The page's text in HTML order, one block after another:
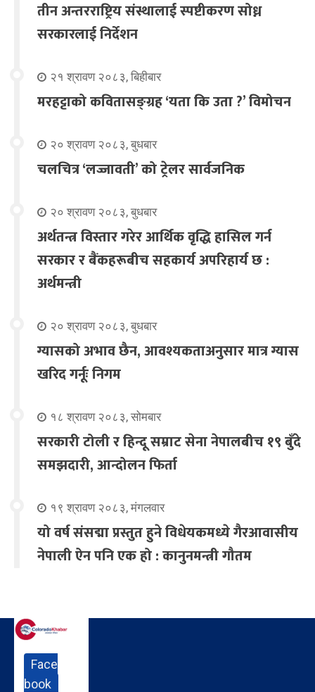
तीन अन्तरराष्ट्रिय संस्थालाई स्पष्टीकरण सोध्न
सरकारलाई निर्देशन
२१ श्रावण २०८३, बिहीबार
मरहट्टाको कवितासङ्ग्रह ‘यता कि उता ?’ विमोचन
२० श्रावण २०८३, बुधबार
चलचित्र ‘लज्जावती’ को ट्रेलर सार्वजनिक
२० श्रावण २०८३, बुधबार
अर्थतन्त्र विस्तार गरेर आर्थिक वृद्धि हासिल गर्न
सरकार र बैंकहरूबीच सहकार्य अपरिहार्य छ :
अर्थमन्त्री
२० श्रावण २०८३, बुधबार
ग्यासको अभाव छैन, आवश्यकताअनुसार मात्र ग्यास
खरिद गर्नूः निगम
१८ श्रावण २०८३, सोमबार
सरकारी टोली र हिन्दू सम्राट सेना नेपालबीच १९ बुँदे
समझदारी, आन्दोलन फिर्ता
१९ श्रावण २०८३, मंगलवार
यो वर्ष संसद्मा प्रस्तुत हुने विधेयकमध्ये गैरआवासीय
नेपाली ऐन पनि एक हो : कानुनमन्त्री गौतम
Face
book